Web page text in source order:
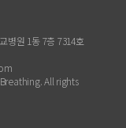
병원 1동 7층 7314호
All rights